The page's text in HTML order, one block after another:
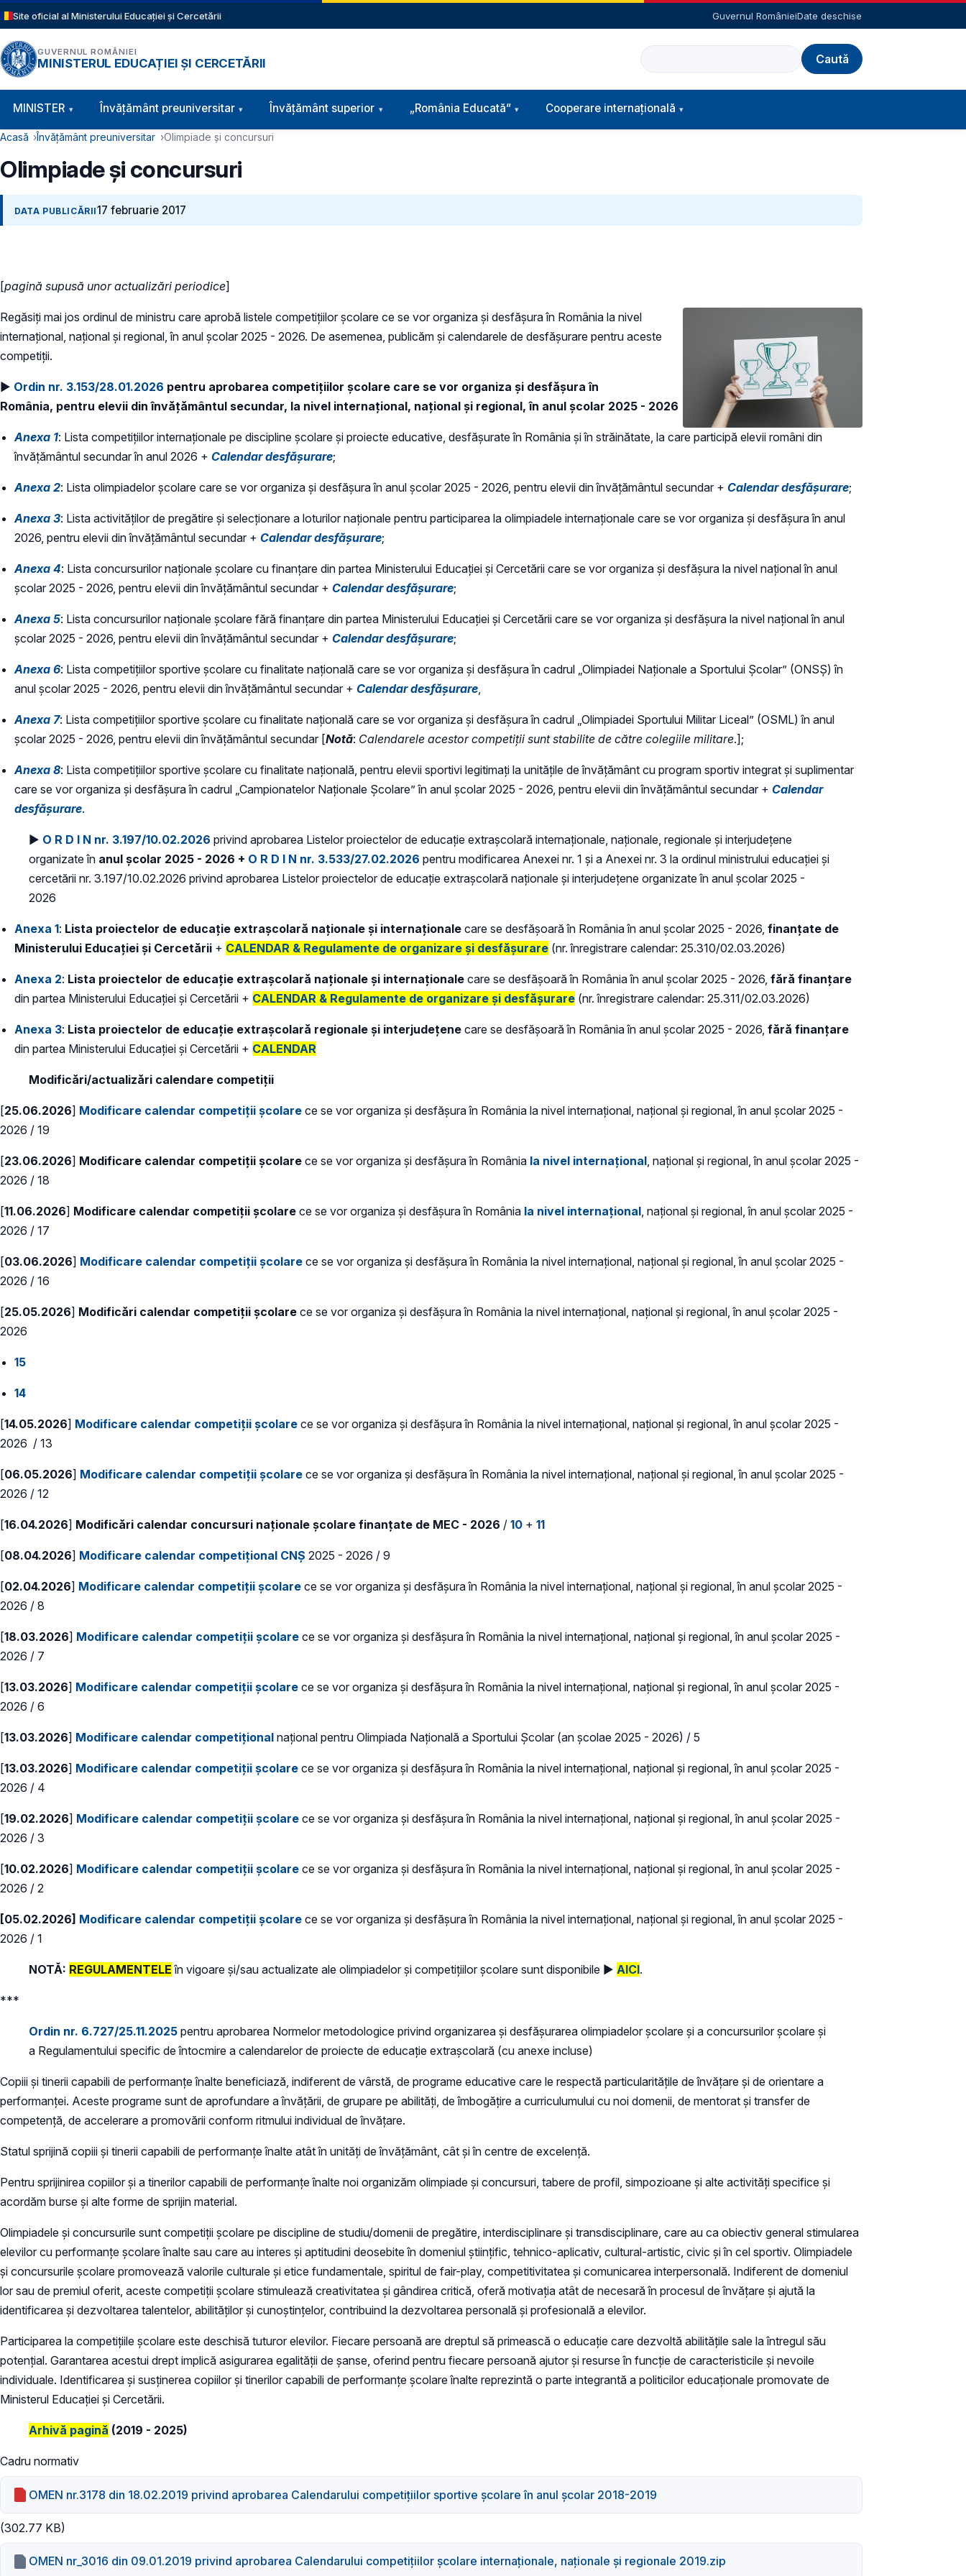
Sari la conținutul principal
Site oficial al Ministerului Educației și Cercetării Guvernul RomânieiDate deschise
GUVERNUL ROMÂNIEI
MINISTERUL EDUCAȚIEI ȘI CERCETĂRII
Caută
Navigație principală
MINISTER Învăţământ preuniversitar Învățământ superior „România Educată” Cooperare internațională
Cale de navigare
Acasă Învățământ preuniversitar Olimpiade și concursuri
Olimpiade și concursuri
DATA PUBLICĂRII17 februarie 2017
[pagină supusă unor actualizări periodice]
Regăsiți mai jos ordinul de ministru care aprobă listele competițiilor școlare ce se vor organiza și desfășura în România la nivel
internațional, național și regional, în anul școlar 2025 - 2026. De asemenea, publicăm și calendarele de desfășurare pentru aceste
competiții.
► Ordin nr. 3.153/28.01.2026 pentru aprobarea competițiilor școlare care se vor organiza și desfășura în
România, pentru elevii din învățământul secundar, la nivel internațional, național și regional, în anul școlar 2025 - 2026
Anexa 1: Lista competițiilor internaționale pe discipline școlare și proiecte educative, desfășurate în România și în străinătate, la care participă elevii români din
învățământul secundar în anul 2026 + Calendar desfășurare;
Anexa 2: Lista olimpiadelor școlare care se vor organiza și desfășura în anul școlar 2025 - 2026, pentru elevii din învățământul secundar + Calendar desfășurare;
Anexa 3: Lista activităților de pregătire și selecționare a loturilor naționale pentru participarea la olimpiadele internaționale care se vor organiza și desfășura în anul
2026, pentru elevii din învățământul secundar + Calendar desfășurare;
Anexa 4: Lista concursurilor naționale școlare cu finanțare din partea Ministerului Educației și Cercetării care se vor organiza și desfășura la nivel național în anul
școlar 2025 - 2026, pentru elevii din învățământul secundar + Calendar desfășurare;
Anexa 5: Lista concursurilor naționale școlare fără finanțare din partea Ministerului Educației și Cercetării care se vor organiza și desfășura la nivel național în anul
școlar 2025 - 2026, pentru elevii din învățământul secundar + Calendar desfășurare;
Anexa 6: Lista competițiilor sportive școlare cu finalitate națională care se vor organiza și desfășura în cadrul „Olimpiadei Naționale a Sportului Școlar” (ONSȘ) în
anul școlar 2025 - 2026, pentru elevii din învățământul secundar + Calendar desfășurare,
Anexa 7: Lista competițiilor sportive școlare cu finalitate națională care se vor organiza și desfășura în cadrul „Olimpiadei Sportului Militar Liceal” (OSML) în anul
școlar 2025 - 2026, pentru elevii din învățământul secundar [Notă: Calendarele acestor competiții sunt stabilite de către colegiile militare.];
Anexa 8: Lista competițiilor sportive școlare cu finalitate națională, pentru elevii sportivi legitimați la unitățile de învățământ cu program sportiv integrat și suplimentar
care se vor organiza și desfășura în cadrul „Campionatelor Naționale Școlare” în anul școlar 2025 - 2026, pentru elevii din învățământul secundar + Calendar
desfășurare.
► O R D I N nr. 3.197/10.02.2026 privind aprobarea Listelor proiectelor de educație extrașcolară internaționale, naționale, regionale și interjudețene
organizate în anul școlar 2025 - 2026 + O R D I N nr. 3.533/27.02.2026 pentru modificarea Anexei nr. 1 și a Anexei nr. 3 la ordinul ministrului educației și
cercetării nr. 3.197/10.02.2026 privind aprobarea Listelor proiectelor de educație extrașcolară naționale și interjudețene organizate în anul școlar 2025 -
2026
Anexa 1: Lista proiectelor de educație extrașcolară naționale și internaționale care se desfășoară în România în anul școlar 2025 - 2026, finanțate de
Ministerului Educației și Cercetării + CALENDAR & Regulamente de organizare și desfășurare (nr. înregistrare calendar: 25.310/02.03.2026)
Anexa 2: Lista proiectelor de educație extrașcolară naționale și internaționale care se desfășoară în România în anul școlar 2025 - 2026, fără finanțare
din partea Ministerului Educației și Cercetării + CALENDAR & Regulamente de organizare și desfășurare (nr. înregistrare calendar: 25.311/02.03.2026)
Anexa 3: Lista proiectelor de educație extrașcolară regionale și interjudețene care se desfășoară în România în anul școlar 2025 - 2026, fără finanțare
din partea Ministerului Educației și Cercetării + CALENDAR
Modificări/actualizări calendare competiții
[25.06.2026] Modificare calendar competiții școlare ce se vor organiza și desfășura în România la nivel internațional, național și regional, în anul școlar 2025 -
2026 / 19
[23.06.2026] Modificare calendar competiții școlare ce se vor organiza și desfășura în România la nivel internațional, național și regional, în anul școlar 2025 -
2026 / 18
[11.06.2026] Modificare calendar competiții școlare ce se vor organiza și desfășura în România la nivel internațional, național și regional, în anul școlar 2025 -
2026 / 17
[03.06.2026] Modificare calendar competiții școlare ce se vor organiza și desfășura în România la nivel internațional, național și regional, în anul școlar 2025 -
2026 / 16
[25.05.2026] Modificări calendar competiții școlare ce se vor organiza și desfășura în România la nivel internațional, național și regional, în anul școlar 2025 -
2026
15
14
[14.05.2026] Modificare calendar competiții școlare ce se vor organiza și desfășura în România la nivel internațional, național și regional, în anul școlar 2025 -
2026 / 13
[06.05.2026] Modificare calendar competiții școlare ce se vor organiza și desfășura în România la nivel internațional, național și regional, în anul școlar 2025 -
2026 / 12
[16.04.2026] Modificări calendar concursuri naționale școlare finanțate de MEC - 2026 / 10 + 11
[08.04.2026] Modificare calendar competițional CNȘ 2025 - 2026 / 9
[02.04.2026] Modificare calendar competiții școlare ce se vor organiza și desfășura în România la nivel internațional, național și regional, în anul școlar 2025 -
2026 / 8
[18.03.2026] Modificare calendar competiții școlare ce se vor organiza și desfășura în România la nivel internațional, național și regional, în anul școlar 2025 -
2026 / 7
[13.03.2026] Modificare calendar competiții școlare ce se vor organiza și desfășura în România la nivel internațional, național și regional, în anul școlar 2025 -
2026 / 6
[13.03.2026] Modificare calendar competițional național pentru Olimpiada Națională a Sportului Școlar (an școlae 2025 - 2026) / 5
[13.03.2026] Modificare calendar competiții școlare ce se vor organiza și desfășura în România la nivel internațional, național și regional, în anul școlar 2025 -
2026 / 4
[19.02.2026] Modificare calendar competiții școlare ce se vor organiza și desfășura în România la nivel internațional, național și regional, în anul școlar 2025 -
2026 / 3
[10.02.2026] Modificare calendar competiții școlare ce se vor organiza și desfășura în România la nivel internațional, național și regional, în anul școlar 2025 -
2026 / 2
[05.02.2026] Modificare calendar competiții școlare ce se vor organiza și desfășura în România la nivel internațional, național și regional, în anul școlar 2025 -
2026 / 1
NOTĂ: REGULAMENTELE în vigoare și/sau actualizate ale olimpiadelor și competițiilor școlare sunt disponibile ► AICI.
***
Ordin nr. 6.727/25.11.2025 pentru aprobarea Normelor metodologice privind organizarea și desfășurarea olimpiadelor școlare și a concursurilor școlare și
a Regulamentului specific de întocmire a calendarelor de proiecte de educație extrașcolară (cu anexe incluse)
Copiii şi tinerii capabili de performanţe înalte beneficiază, indiferent de vârstă, de programe educative care le respectă particularităţile de învăţare şi de orientare a
performanţei. Aceste programe sunt de aprofundare a învăţării, de grupare pe abilităţi, de îmbogăţire a curriculumului cu noi domenii, de mentorat şi transfer de
competenţă, de accelerare a promovării conform ritmului individual de învăţare.
Statul sprijină copiii şi tinerii capabili de performanţe înalte atât în unităţi de învăţământ, cât şi în centre de excelenţă.
Pentru sprijinirea copiilor şi a tinerilor capabili de performanţe înalte noi organizăm olimpiade şi concursuri, tabere de profil, simpozioane şi alte activităţi specifice şi
acordăm burse şi alte forme de sprijin material.
Olimpiadele și concursurile sunt competiții școlare pe discipline de studiu/domenii de pregătire, interdisciplinare și transdisciplinare, care au ca obiectiv general stimularea
elevilor cu performanțe școlare înalte sau care au interes și aptitudini deosebite în domeniul științific, tehnico-aplicativ, cultural-artistic, civic şi în cel sportiv. Olimpiadele
şi concursurile școlare promovează valorile culturale și etice fundamentale, spiritul de fair-play, competitivitatea și comunicarea interpersonală. Indiferent de domeniul
lor sau de premiul oferit, aceste competiţii şcolare stimulează creativitatea şi gândirea critică, oferă motivația atât de necesară în procesul de învățare și ajută la
identificarea și dezvoltarea talentelor, abilităților și cunoștințelor, contribuind la dezvoltarea personală și profesională a elevilor.
Participarea la competițiile școlare este deschisă tuturor elevilor. Fiecare persoană are dreptul să primească o educaţie care dezvoltă abilitățile sale la întregul său
potenţial. Garantarea acestui drept implică asigurarea egalităţii de șanse, oferind pentru fiecare persoană ajutor şi resurse în funcție de caracteristicile şi nevoile
individuale. Identificarea şi susţinerea copiilor şi tinerilor capabili de performanţe şcolare înalte reprezintă o parte integrantă a politicilor educaţionale promovate de
Ministerul Educaţiei și Cercetării.
Arhivă pagină (2019 - 2025)
Cadru normativ
OMEN nr.3178 din 18.02.2019 privind aprobarea Calendarului competițiilor sportive școlare în anul școlar 2018-2019
(302.77 KB)
OMEN nr_3016 din 09.01.2019 privind aprobarea Calendarului competițiilor școlare internaționale, naționale și regionale 2019.zip